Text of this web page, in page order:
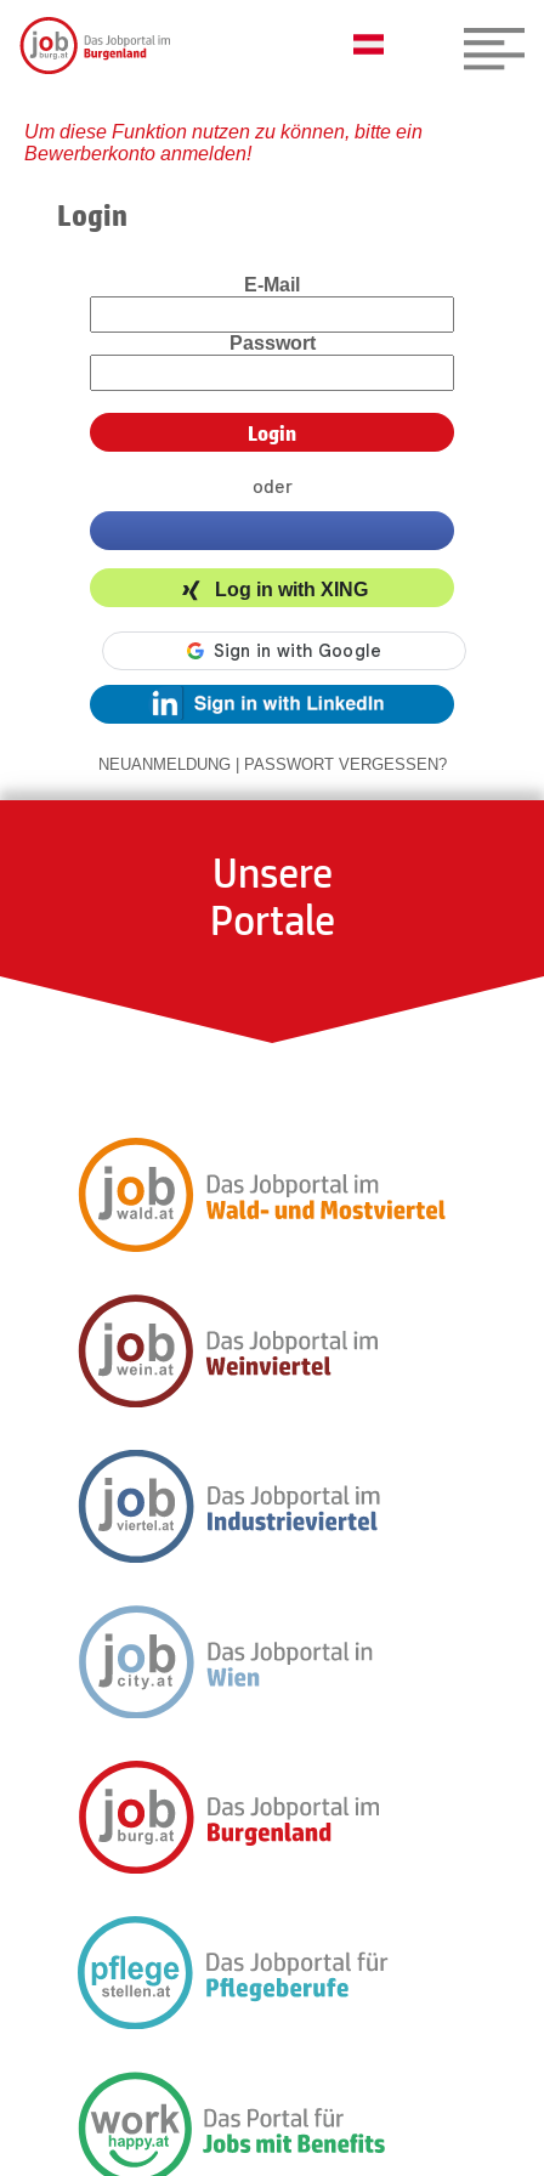
Um diese Funktion nutzen zu können, bitte ein
Bewerberkonto anmelden!
Login
E-Mail
Passwort
oder
Log in with XING
NEUANMELDUNG | PASSWORT VERGESSEN?
Unsere
Portale